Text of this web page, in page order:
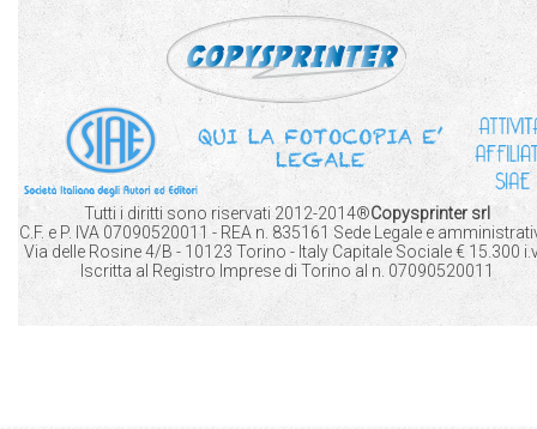
Tutti i diritti sono riservati 2012-2014®Copysprinter srl
C.F. e P. IVA 07090520011 - REA n. 835161 Sede Legale e
Via delle Rosine 4/B - 10123 Torino - Italy Capitale Sociale € 15.300
Iscritta al Registro Imprese di Torino al n. 07090520011